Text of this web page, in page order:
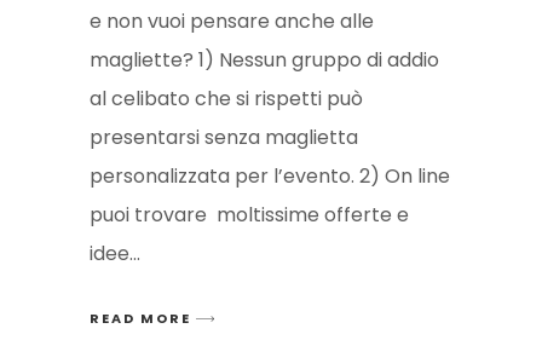
e non vuoi pensare anche alle
magliette? 1) Nessun gruppo di addio
al celibato che si rispetti può
presentarsi senza maglietta
personalizzata per l’evento. 2) On line
puoi trovare moltissime offerte e
idee
READ MORE